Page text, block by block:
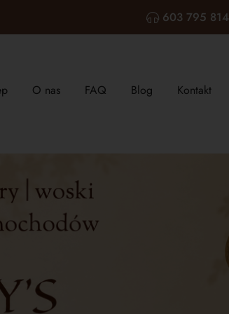
603 795 814
O nas FAQ Blog Kontakt